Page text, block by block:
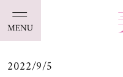
2022/9/5